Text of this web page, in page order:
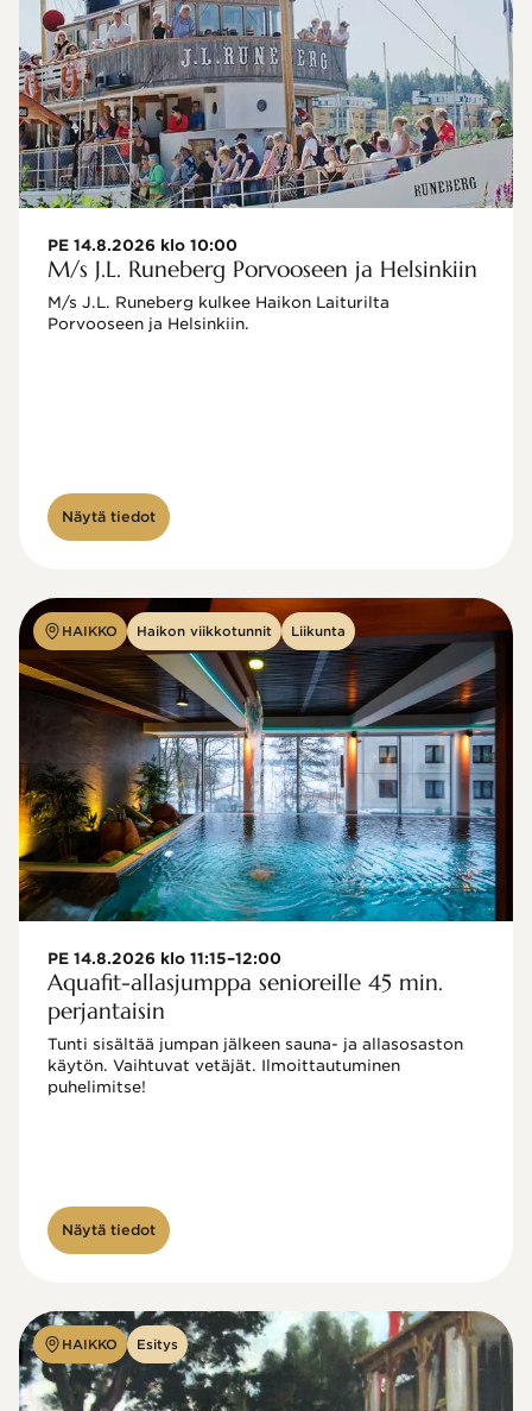
PE 14.8.2026 klo 10:00
M/s J.L. Runeberg Porvooseen ja Helsinkiin
M/s J.L. Runeberg kulkee Haikon Laiturilta
Porvooseen ja Helsinkiin.
Näytä tiedot
HAIKKO Haikon viikkotunnit Liikunta
PE 14.8.2026 klo 11:15–12:00
Aquafit-allasjumppa senioreille 45 min.
perjantaisin
Tunti sisältää jumpan jälkeen sauna- ja allasosaston
käytön. Vaihtuvat vetäjät. Ilmoittautuminen
puhelimitse!
Näytä tiedot
HAIKKO Esitys